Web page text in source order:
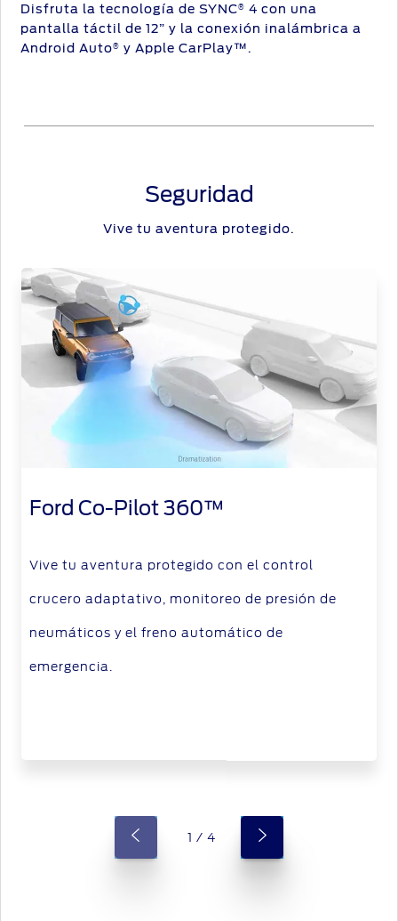
Disfruta la tecnología de SYNC® 4 con una
pantalla táctil de 12” y la conexión inalámbrica a
Android Auto® y Apple CarPlay™.
Seguridad
Vive tu aventura protegido.
Ford Co-Pilot 360™
Vive tu aventura protegido con el control
crucero adaptativo, monitoreo de presión de
neumáticos y el freno automático de
emergencia.
1 / 4